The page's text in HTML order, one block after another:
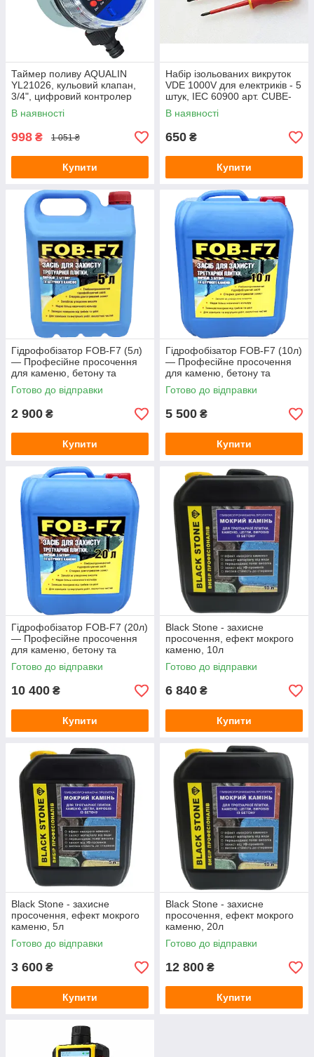
Зарядні станції
Метеостанції
Колориметри (вимірювачі кольору)
Товщиноміри
Вимірювання відстані і розмірів
Термогігрометри (RH)
Тестери електромагнітних полів (НЧ, ВЧ)
Вологоміри зерна
Телеметрія, ендоскопи, бороскопи
Контроль вібрацій
Ручні принтери (маркіратори)
PH-електроди
Таймер поливу AQUALIN
YL21026, кульовий клапан,
3/4", цифровий контролер
подачі води
В наявності
998 ₴ 1 051 ₴
Купити
Набір ізольованих викруток
VDE 1000V для електриків - 5
штук, IEC 60900 арт. CUBE-
1000/5
В наявності
650 ₴
Купити
Гідрофобізатор FOB-F7 (5л)
— Професійне просочення
для каменю, бетону та
тротуарної плитки (захист від
висолів)
Готово до відправки
2 900 ₴
Купити
Гідрофобізатор FOB-F7 (10л)
— Професійне просочення
для каменю, бетону та
тротуарної плитки (захист від
висолів)
Готово до відправки
5 500 ₴
Купити
Гідрофобізатор FOB-F7 (20л)
— Професійне просочення
для каменю, бетону та
тротуарної плитки (захист від
висолів)
Готово до відправки
10 400 ₴
Купити
Black Stone - захисне
просочення, ефект мокрого
каменю, 10л
Готово до відправки
6 840 ₴
Купити
Black Stone - захисне
просочення, ефект мокрого
каменю, 5л
Готово до відправки
3 600 ₴
Купити
Black Stone - захисне
просочення, ефект мокрого
каменю, 20л
Готово до відправки
12 800 ₴
Купити